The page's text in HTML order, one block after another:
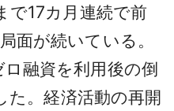
で17カ月連続で前
面が続いている。
融資を利用後の倒
た。経済活動の再開